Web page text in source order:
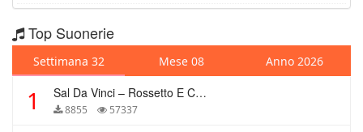
Top Suonerie
Settimana 32 Mese 08 Anno 2026
1 Sal Da Vinci – Rossetto E Caffè
8855 57337